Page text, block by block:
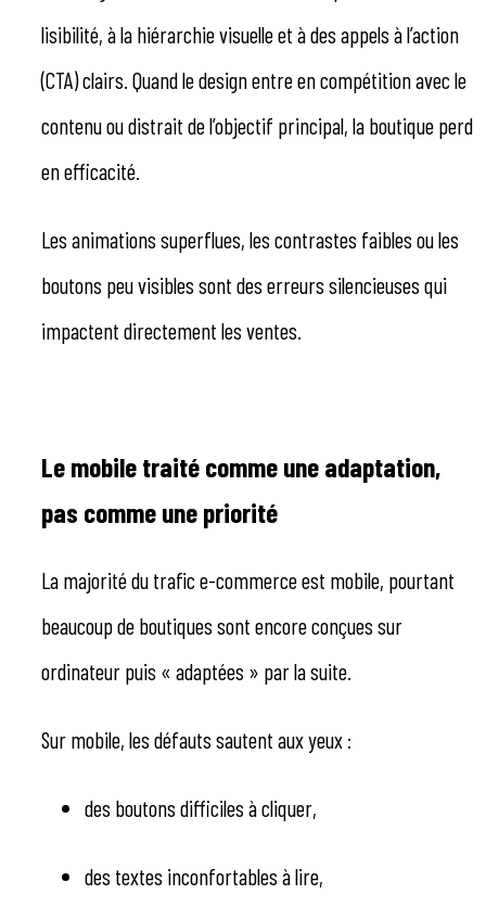
lisibilité, à la hiérarchie visuelle et à des appels à l’action
(CTA) clairs. Quand le design entre en compétition avec le
contenu ou distrait de l’objectif principal, la boutique perd
en efficacité.
Les animations superflues, les contrastes faibles ou les
boutons peu visibles sont des erreurs silencieuses qui
impactent directement les ventes.
Le mobile traité comme une adaptation,
pas comme une priorité
La majorité du trafic e-commerce est mobile, pourtant
beaucoup de boutiques sont encore conçues sur
ordinateur puis « adaptées » par la suite.
Sur mobile, les défauts sautent aux yeux :
des boutons difficiles à cliquer,
des textes inconfortables à lire,